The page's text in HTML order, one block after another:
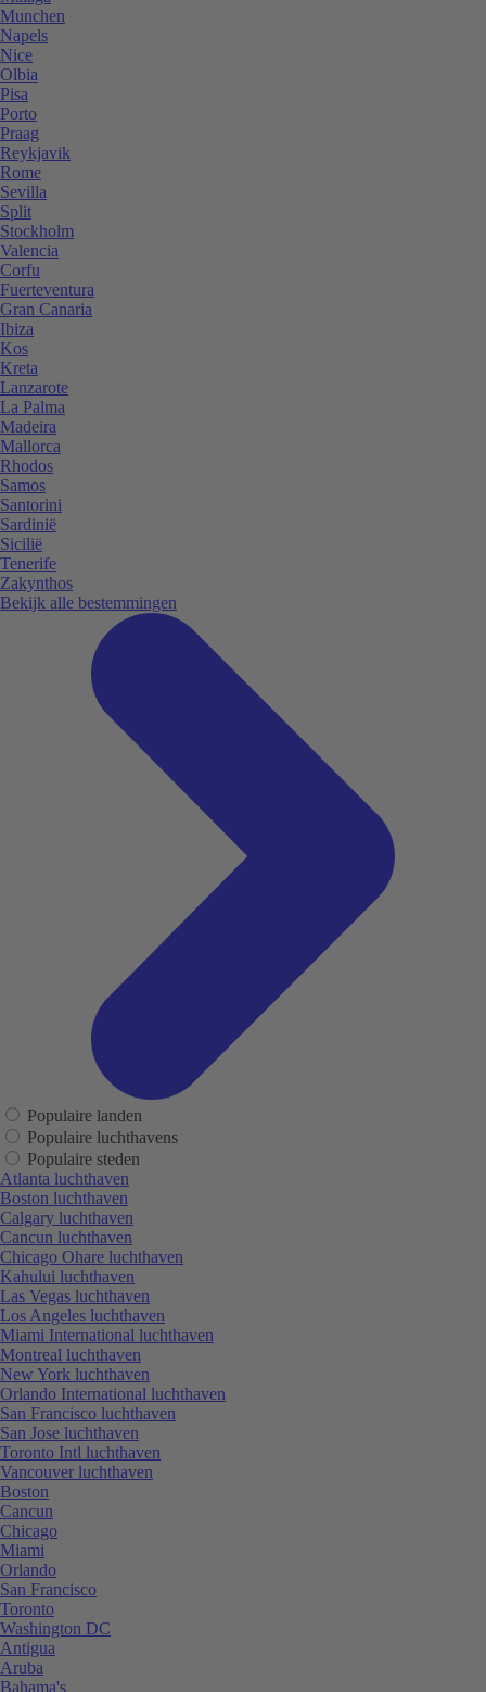
Munchen
Napels
Nice
Olbia
Pisa
Porto
Praag
Reykjavik
Rome
Sevilla
Split
Stockholm
Valencia
Corfu
Fuerteventura
Gran Canaria
Ibiza
Kos
Kreta
Lanzarote
La Palma
Madeira
Mallorca
Rhodos
Samos
Santorini
Sardinië
Sicilië
Tenerife
Zakynthos
Bekijk alle bestemmingen
Populaire landen
Populaire luchthavens
Populaire steden
Atlanta luchthaven
Boston luchthaven
Calgary luchthaven
Cancun luchthaven
Chicago Ohare luchthaven
Kahului luchthaven
Las Vegas luchthaven
Los Angeles luchthaven
Miami International luchthaven
Montreal luchthaven
New York luchthaven
Orlando International luchthaven
San Francisco luchthaven
San Jose luchthaven
Toronto Intl luchthaven
Vancouver luchthaven
Boston
Cancun
Chicago
Miami
Orlando
San Francisco
Toronto
Washington DC
Antigua
Aruba
Bahama's